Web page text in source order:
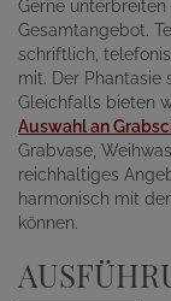
Gerne
Gesamtangebot.
schriftlich,
mit. Der Phantasie
Gleichfalls bieten
Auswahl an
Grabvase,
reichhaltiges
harmonisch mit
können.